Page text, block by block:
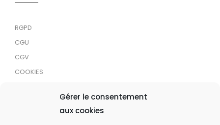
Gérer le consentement
aux cookies
RGPD
CGU
CGV
COOKIES